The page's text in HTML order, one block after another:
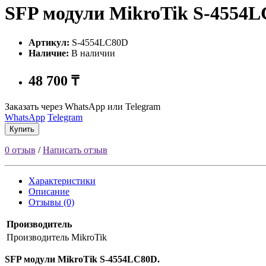
SFP модули MikroTik S-
Артикул: S-4554LC80D
Наличие: В наличии
48 700 ₸
Заказать через WhatsApp или Telegram
WhatsApp Telegram
Купить
0 отзыв /Написать отзыв
Характеристики
Описание
Отзывы (0)
Производитель
Производитель MikroTik
SFP модули MikroTik S-4554LC80D.